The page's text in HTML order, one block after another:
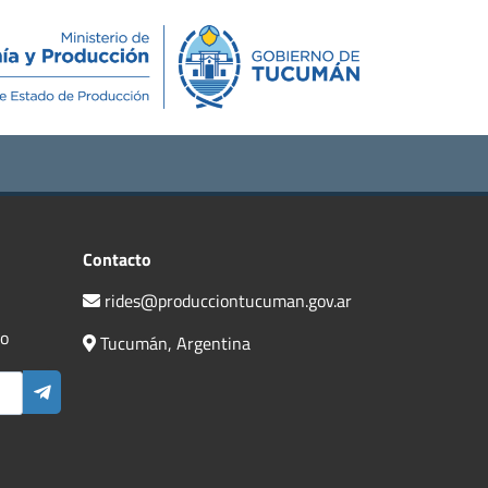
Novedades Contacto
Contacto
rides@producciontucuman.gov.ar
Tucumán, Argentina